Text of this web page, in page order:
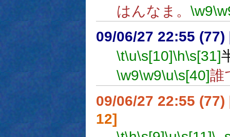
はんなま。 \w9
09/06/27 22:55 (77)
\t\u\s[10]\h\s[31]
\w9\w9\u\s[40]誰
09/06/27 22:55 (77)
12]